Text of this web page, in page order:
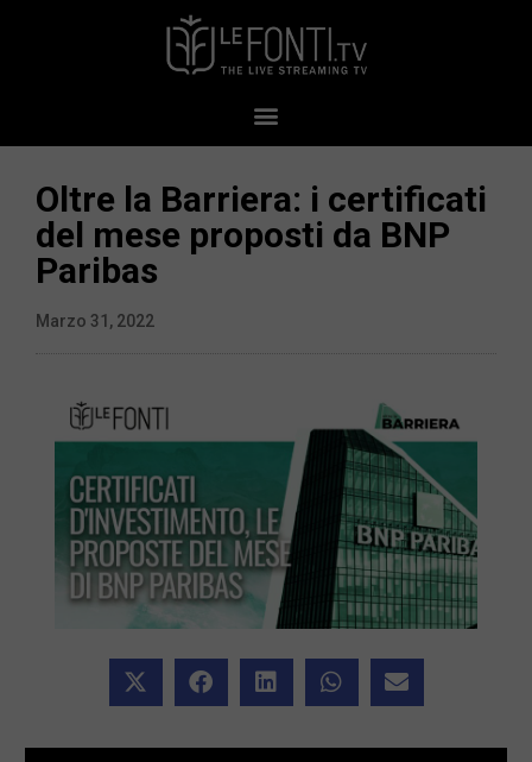
Oltre la Barriera: i certificati
del mese proposti da BNP
Paribas
Marzo 31, 2022